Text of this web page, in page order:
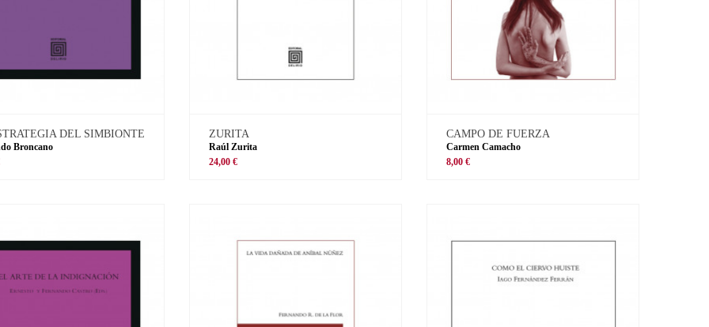
DEL SIMBIONTE
Broncano
ZURITA
Raúl Zurita
24,00 €
CAMPO DE FUERZA
Carmen Camacho
8,00 €